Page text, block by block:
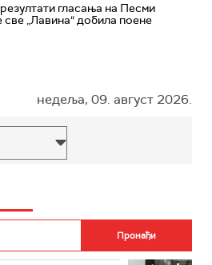
гласања на Песми
све „Лавина“ добила поене
недеља, 09. август 2026.